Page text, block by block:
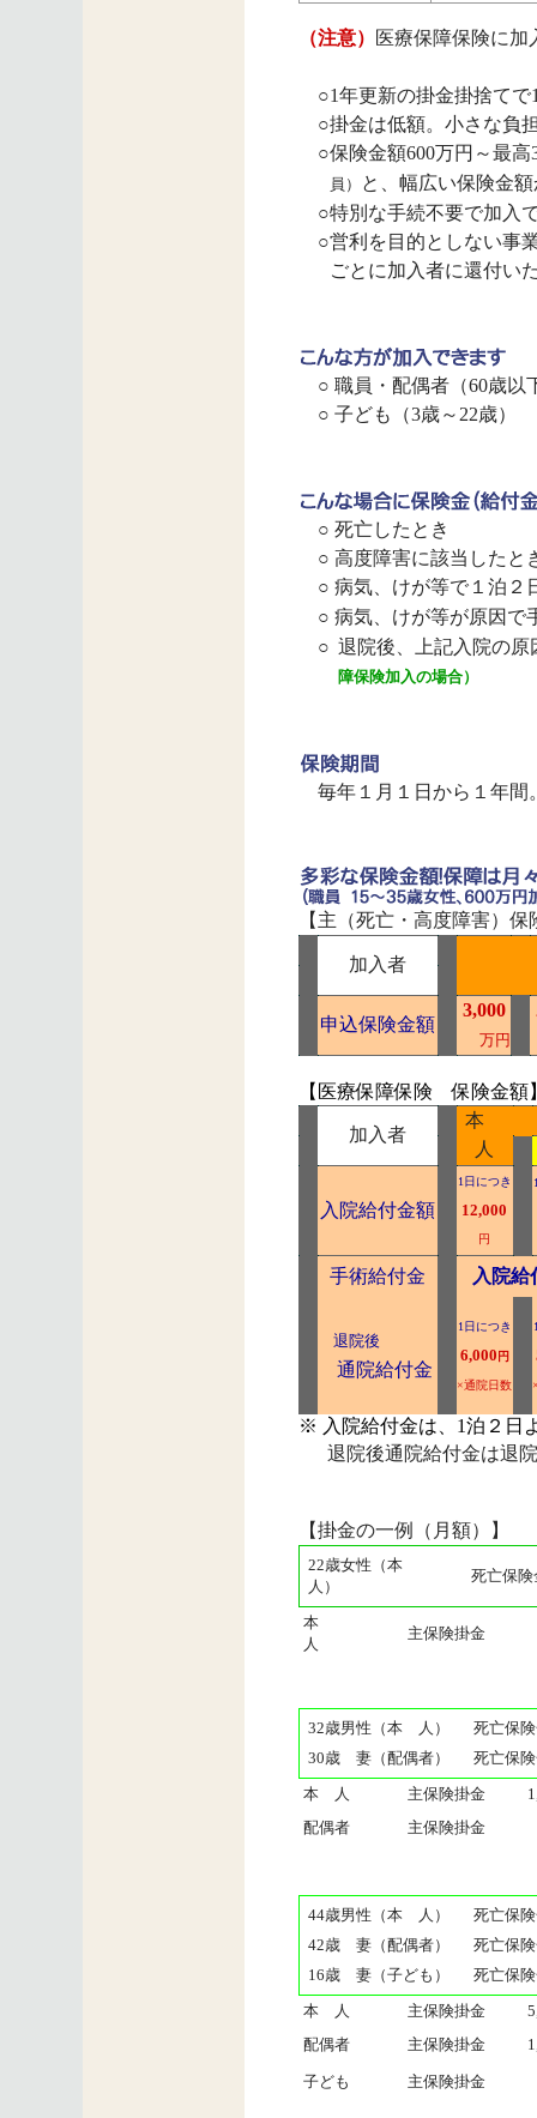
（注意） 医療保障保険に加
○1年更新の掛金掛捨て
○掛金は低額。小さな負
○保険金額600万円～最高
員）
と、幅広い保険金
○特別な手続不要で加入
○営利を目的としない事
ごとに加入者に還付い
○ 職員・配偶者（60歳以
○ 子ども（3歳～22歳）
○ 死亡したとき
○ 高度障害に該当したと
○ 病気、けが等で１泊２
○ 病気、けが等が原因で
○ 退院後、上記入院の
障保険加入の場合）
毎年１月１日から１年間
【主（死亡・高度障害）
加入者
申込保険金額
3,000
万円
【医療保障保険 保険金額
加入者
本
人
入院給付金額
1日につき
12,000
円
手術給付金 入院
退院後
通院給付金
1日につき
6,000 円
×通院日数
※ 入院給付金は、1泊２日
退院後通院給付金は退院
【掛金の一例（月額）】
22歳女性（本
人）
死亡保険
本
人
主保険掛金
32歳男性（本 人）
死亡保
30歳 妻（配偶者）
死亡保
本 人
主保険掛金
配偶者
主保険掛金
44歳男性（本 人）
死亡保
42歳 妻（配偶者）
死亡保
16歳 妻（子ども）
死亡保
本 人
主保険掛金
配偶者
主保険掛金
子ども 主保険掛金